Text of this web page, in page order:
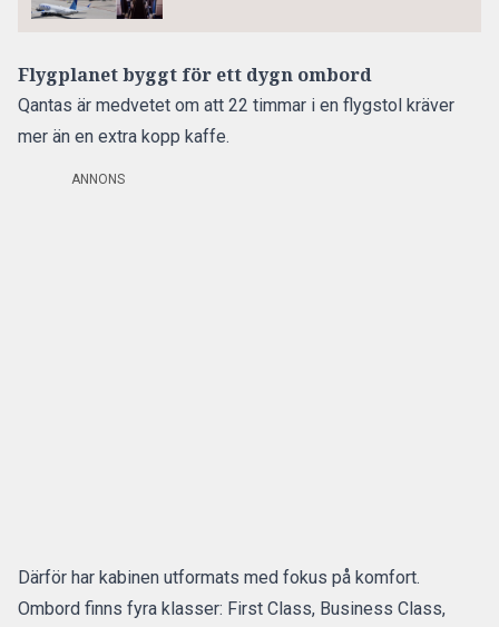
Flygplanet byggt för ett dygn ombord
Qantas är medvetet om att 22 timmar i en flygstol kräver
mer än en extra kopp kaffe.
ANNONS
Därför har kabinen utformats med fokus på komfort.
Ombord finns fyra klasser: First Class, Business Class,